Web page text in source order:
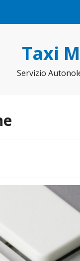
Taxi
Servizio